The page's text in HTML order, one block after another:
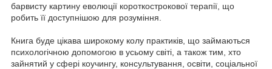
барвисту картину еволюції короткострокової терапії, що
робить її доступнішою для розуміння.
Книга буде цікава широкому колу практиків, що займаються
психологічною допомогою в усьому світі, а також тим, хто
зайнятий у сфері коучингу, консультування, освіти, соціальної